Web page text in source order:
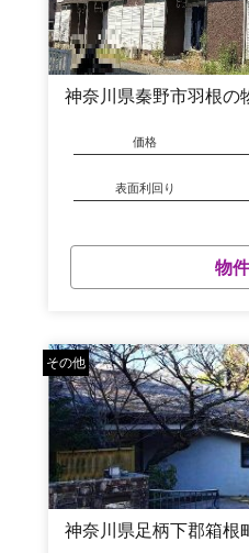
神奈川県秦野市羽根の
価格
表面利回り
物
その他
神奈川県足柄下郡箱根